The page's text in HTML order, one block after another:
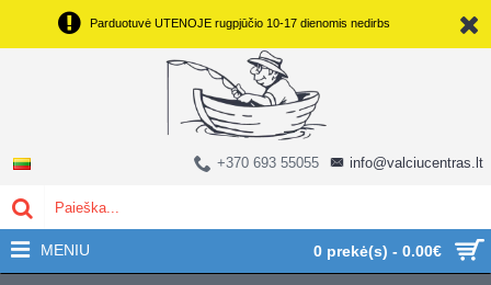
Parduotuvė UTENOJE rugpjūčio 10-17 dienomis nedirbs
0 prekė(s) - 0.00€
+370 693 55055 info@valciucentras.lt
MENIU